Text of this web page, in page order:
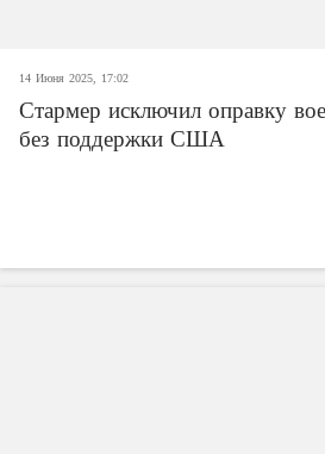
14 Июня 2025, 17:02
Стармер исключил оправку
без поддержки США